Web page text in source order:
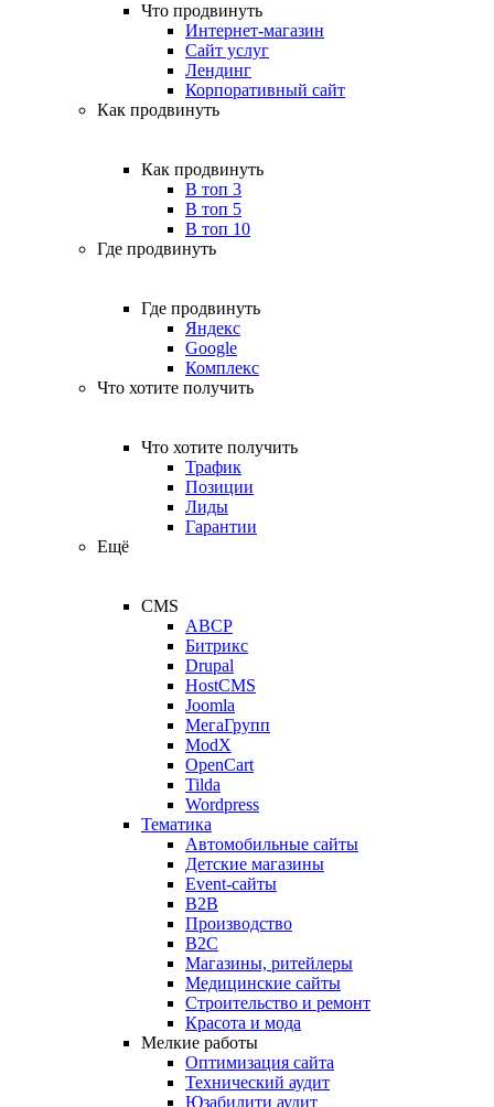
Что продвинуть
Интернет-магазин
Сайт услуг
Лендинг
Корпоративный сайт
Как продвинуть
Как продвинуть
В топ 3
В топ 5
В топ 10
Где продвинуть
Где продвинуть
Яндекс
Google
Комплекс
Что хотите получить
Что хотите получить
Трафик
Позиции
Лиды
Гарантии
Ещё
CMS
ABCP
Битрикс
Drupal
HostCMS
Joomla
МегаГрупп
ModX
OpenCart
Tilda
Wordpress
Тематика
Автомобильные сайты
Детские магазины
Event-сайты
B2B
Производство
B2C
Магазины, ритейлеры
Медицинские сайты
Строительство и ремонт
Красота и мода
Мелкие работы
Оптимизация сайта
Технический аудит
Юзабилити аудит